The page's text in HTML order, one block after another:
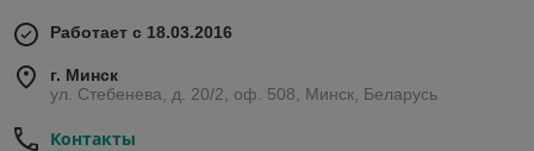
Работает с 18.03.2016
г. Минск
ул. Стебенева, д. 20/2, оф. 508, Минск, Беларусь
Контакты